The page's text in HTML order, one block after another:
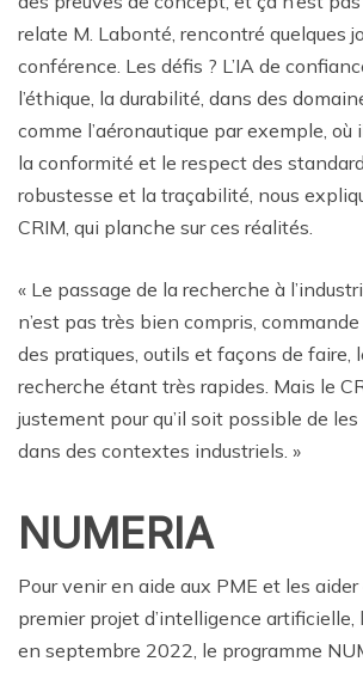
relate M. Labonté, rencontré quelques
conférence. Les défis ? L’IA de
l’éthique, la durabilité, dans des
comme l’aéronautique par exemple,
la conformité et le respect des
robustesse et la traçabilité, nous
CRIM, qui planche sur ces réalités.
« Le passage de la recherche à
n’est pas très bien compris,
des pratiques, outils et façons de faire,
recherche étant très rapides. Mais le
justement pour qu’il soit possible de
dans des contextes industriels. »
NUMERIA
Pour venir en aide aux PME et les aider
premier projet d’intelligence artificielle,
en septembre 2022, le programme